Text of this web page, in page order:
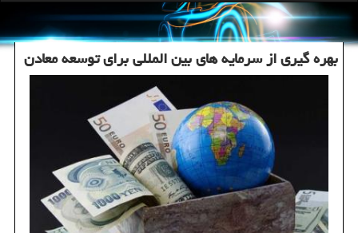
بهره گیری از سرمایه های بین المللی برای توسعه معادن